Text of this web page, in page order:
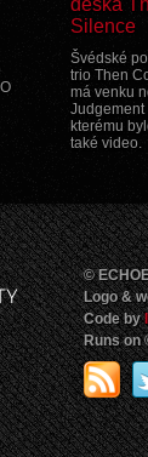
deska
Silence
Švédské
trio Then
má venku
Judgement
kterému
také video.
©
Logo &
Code by
Runs on